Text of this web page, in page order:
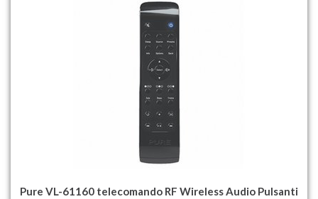
Pure VL-61160 telecomando RF Wireless Audio Pulsanti